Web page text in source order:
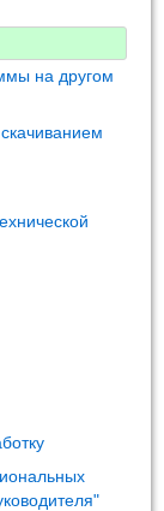
на другом